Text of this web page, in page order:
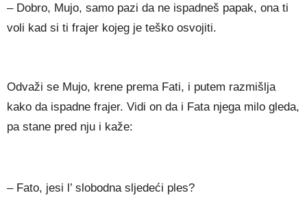
– Dobro, Mujo, samo pazi da ne ispadneš papak, ona ti
voli kad si ti frajer kojeg je teško osvojiti.
Odvaži se Mujo, krene prema Fati, i putem razmišlja
kako da ispadne frajer. Vidi on da i Fata njega milo gleda,
pa stane pred nju i kaže:
– Fato, jesi l’ slobodna sljedeći ples?